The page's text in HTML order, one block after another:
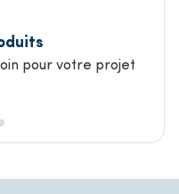
rapide
livré le jour suivant